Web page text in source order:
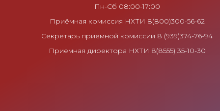
м
Пн-Сб 08:00-17:00
Приёмная комиссия НХТИ 8(800)300-56-62
Секретарь приемной комиссии 8 (939)374-76-94
Приемная директора НХТИ 8(8555) 35-10-30